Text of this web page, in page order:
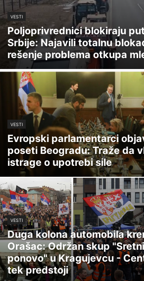
VESTI
Poljoprivrednici blokiraju
Srbije: Najavili totalnu
rešenje problema otkupa
VESTI
Evropski parlamentarci
poseti Beogradu: Traže da
istrage o upotrebi sile
VESTI
Duga kolona automobila
Orašac: Održan skup
ponovo" u Kragujevcu -
tek predstoji